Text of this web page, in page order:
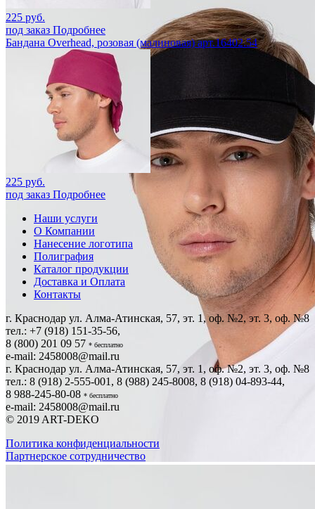
225 руб.
под заказ Подробнее
Бандана Overhead, розовая (малиновая) арт.16402.54
225 руб.
под заказ Подробнее
Наши услуги
О Компании
Нанесение логотипа
Полиграфия
Каталог продукции
Доставка и Оплата
Контакты
г. Краснодар ул. Алма-Атинская, 57, эт. 1, оф. №2, эт. 3, оф. №8
тел.: +7 (918) 151-35-56,
8 (800) 201 09 57 * бесплатно
e-mail: 2458008@mail.ru
г. Краснодар ул. Алма-Атинская, 57, эт. 1, оф. №2, эт. 3, оф. №8
тел.: 8 (918) 2-555-001 , 8 (988) 245-8008, 8 (918) 04-893-44,
8 988-245-80-08 * бесплатно
e-mail: 2458008@mail.ru
© 2019 ART-DEKO
Политика конфиденциальности
Партнерское сотрудничество